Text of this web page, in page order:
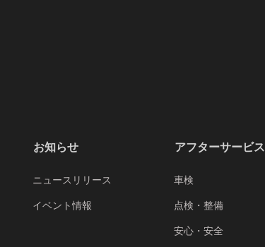
お知らせ
ニュースリリース
イベント情報
アフターサービス
車検
点検・整備
安心・安全